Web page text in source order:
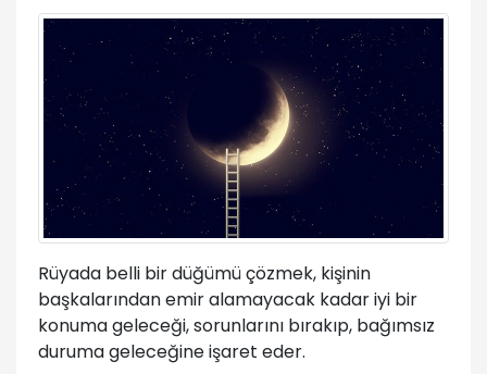
Rüyada belli bir düğümü çözmek, kişinin
başkalarından emir alamayacak kadar iyi bir
konuma geleceği, sorunlarını bırakıp, bağımsız
duruma geleceğine işaret eder.